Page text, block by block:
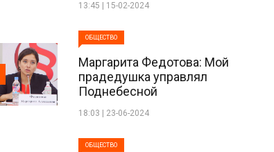
13:45 | 15-02-2024
ОБЩЕСТВО
Маргарита Федотова: Мой
прадедушка управлял
Поднебесной
18:03 | 23-06-2024
ОБЩЕСТВО